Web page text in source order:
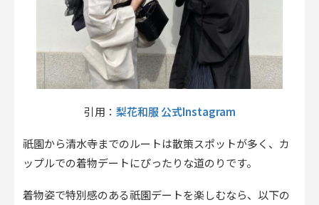
引用： 梨花和服 公式Instagram
祇園から清水寺までのルートは散策スポットが多く、カ
ップルでの着物デートにぴったりな道のりです。
着物姿で特別感のある祇園デートを楽しむなら、以下の